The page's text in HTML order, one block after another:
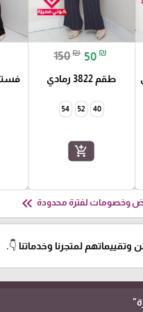
150₪ 50 ₪
طقم 3822 رمادي
40
52
54
add_shopping_cart
وخصومات لفترة محدودة keyboard_double_arrow_left
وتقييماتهم لمتجرنا وخدماتنا 👇.